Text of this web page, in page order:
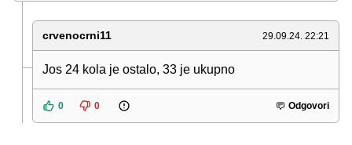
crvenocrni11 29.09.24. 22:21
Jos 24 kola je ostalo, 33 je ukupno
0 0 Odgovori